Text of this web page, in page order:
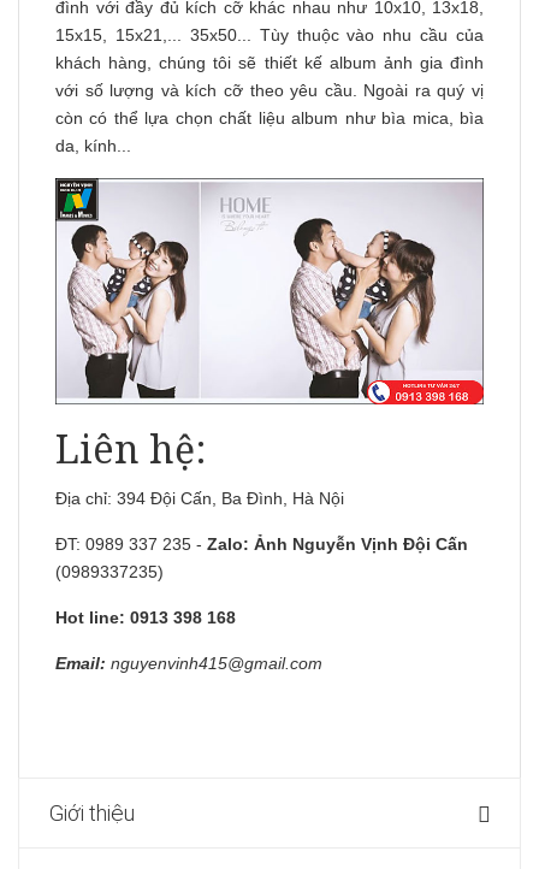
đình với đầy đủ kích cỡ khác nhau như 10x10, 13x18,
15x15, 15x21,... 35x50... Tùy thuộc vào nhu cầu của
khách hàng, chúng tôi sẽ thiết kế album ảnh gia đình
với số lượng và kích cỡ theo yêu cầu. Ngoài ra quý vị
còn có thể lựa chọn chất liệu album như bìa mica, bìa
da, kính...
Liên hệ:
Địa chỉ: 394 Đội Cấn, Ba Đình, Hà Nội
ĐT: 0989 337 235 - Zalo: Ảnh Nguyễn Vịnh Đội Cấn
(0989337235)
Hot line: 0913 398 168
Email: nguyenvinh415@gmail.com
Giới thiệu